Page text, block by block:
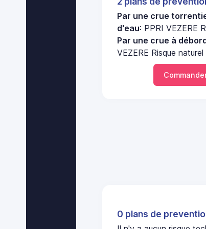
Par une crue
d'eau: PPRI VEZERE
Par une crue à
VEZERE Risque naturel
0 plans de